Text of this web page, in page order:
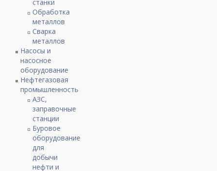
станки
Обработка
металлов
Сварка
металлов
Насосы и
насосное
оборудование
Нефтегазовая
промышленность
АЗС,
заправочные
станции
Буровое
оборудование
для
добычи
нефти и